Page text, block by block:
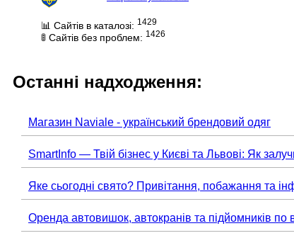
📊 Сайтів в каталозі: 1429
🚦 Сайтів без проблем: 1426
Останні надходження:
Магазин Naviale - український брендовий одяг
SmartInfo — Твій бізнес у Києві та Львові: Як
Яке сьогодні свято? Привітання, побажання та
Оренда автовишок, автокранів та підйомників по